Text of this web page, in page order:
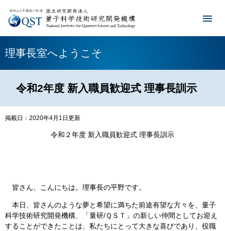
理事長室へようこそ
令和2年度 新入職員歓迎式 理事長訓示
掲載日：2020年4月1日更新
令和２年度 新入職員歓迎式 理事長訓示
皆さん、こんにちは。理事長の平野です。
本日、皆さんのような夢と希望に満ちた前途有望な方々を、量子
科学技術研究開発機構、「量研/ＱＳＴ」の新しい仲間としてお迎え
することができたことは、私たちにとって大きな喜びであり、役職